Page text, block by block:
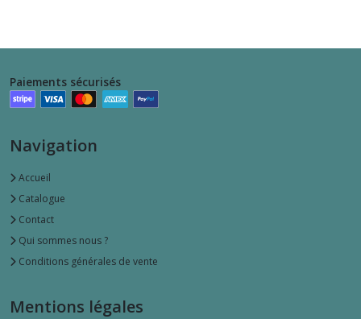
Paiements sécurisés
Navigation
Accueil
Catalogue
Contact
Qui sommes nous ?
Conditions générales de vente
Mentions légales